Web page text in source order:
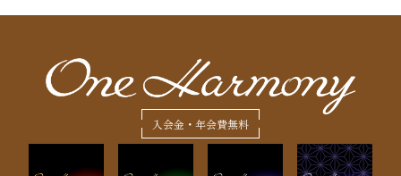
入会金・年会費無料